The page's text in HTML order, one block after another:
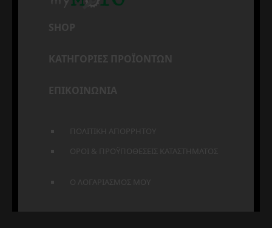
SHOP
ΚΑΤΗΓΟΡΙΕΣ ΠΡΟΪΟΝΤΩΝ
ΕΠΙΚΟΙΝΩΝΙΑ
ΠΟΛΙΤΙΚΗ ΑΠΟΡΡΗΤΟΥ
ΟΡΟΙ & ΠΡΟΫΠΟΘΕΣΕΙΣ ΚΑΤΑΣΤΗΜΑΤΟΣ
Ο ΛΟΓΑΡΙΑΣΜΟΣ ΜΟΥ